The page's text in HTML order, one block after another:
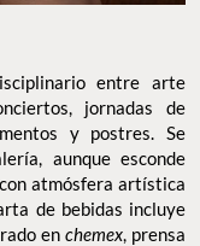
entre arte
jornadas de
y postres. Se
aunque esconde
con atmósfera artística
de bebidas incluye
en chemex, prensa